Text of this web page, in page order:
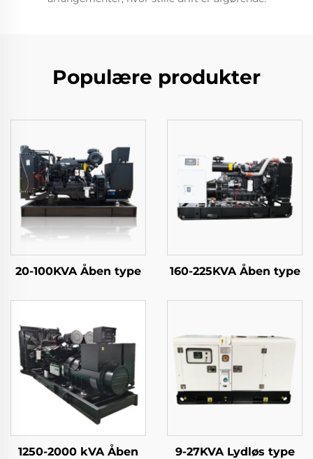
Populære produkter
20-100KVA Åben type 160-225KVA Åben type
1250-2000 kVA Åben
9-27KVA Lydløs type